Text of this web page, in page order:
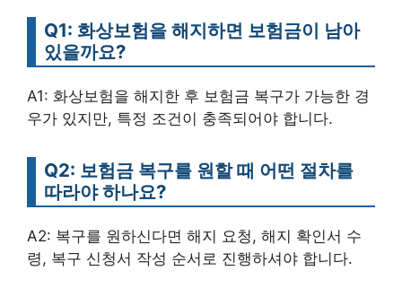
Q1: 화상보험을 해지하면 보험금이 남아
있을까요?
A1: 화상보험을 해지한 후 보험금 복구가 가능한 경
우가 있지만, 특정 조건이 충족되어야 합니다.
Q2: 보험금 복구를 원할 때 어떤 절차를
따라야 하나요?
A2: 복구를 원하신다면 해지 요청, 해지 확인서 수
령, 복구 신청서 작성 순서로 진행하셔야 합니다.